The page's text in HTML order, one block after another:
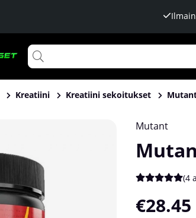
Kreatiini Kreatiini sekoitukset
Mutant
(4
€28.45